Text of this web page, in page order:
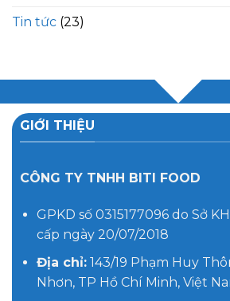
Tin tức (23)
GIỚI THIỆU
CÔNG TY TNHH BITI FOOD
GPKD số 0315177096 do Sở
cấp ngày 20/07/2018
Địa chỉ:143/19 Phạm Huy
Nhơn, TP Hồ Chí Minh, Việt